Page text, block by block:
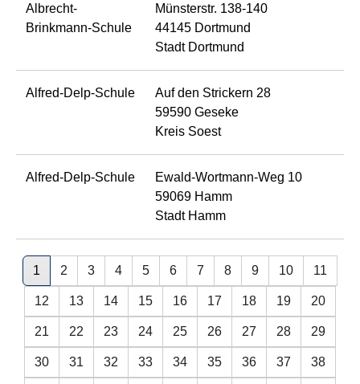
Albrecht-
Brinkmann-Schule
Münsterstr. 138-140
44145 Dortmund
Stadt Dortmund
Alfred-Delp-Schule
Auf den Strickern 28
59590 Geseke
Kreis Soest
Alfred-Delp-Schule
Ewald-Wortmann-Weg 10
59069 Hamm
Stadt Hamm
1 2 3 4 5 6 7 8 9 10 11
12 13 14 15 16 17 18 19 20
21 22 23 24 25 26 27 28 29
30 31 32 33 34 35 36 37 38